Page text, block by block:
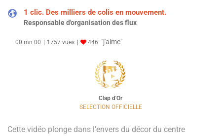
1 clic. Des milliers de colis en mouvement.
Responsable d'organisation des flux
00 mn 00 1757 vues 446 "j'aime"
Clap d'Or
SELECTION OFFICIELLE
Cette vidéo plonge dans l’envers du décor du centre